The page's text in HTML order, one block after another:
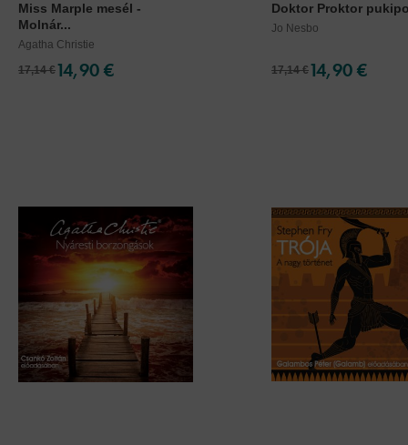
Miss Marple mesél -
Molnár...
Agatha Christie
17,14 €14,90 €
Doktor Proktor
Jo Nesbo
17,14 €14,90 €